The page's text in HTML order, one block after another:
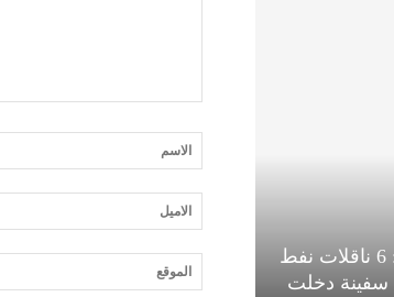
شركة كيبلر لتتبع السفن: 6 ناقلات نفط
غادرت مضيق هرمز و21 سفينة دخلت